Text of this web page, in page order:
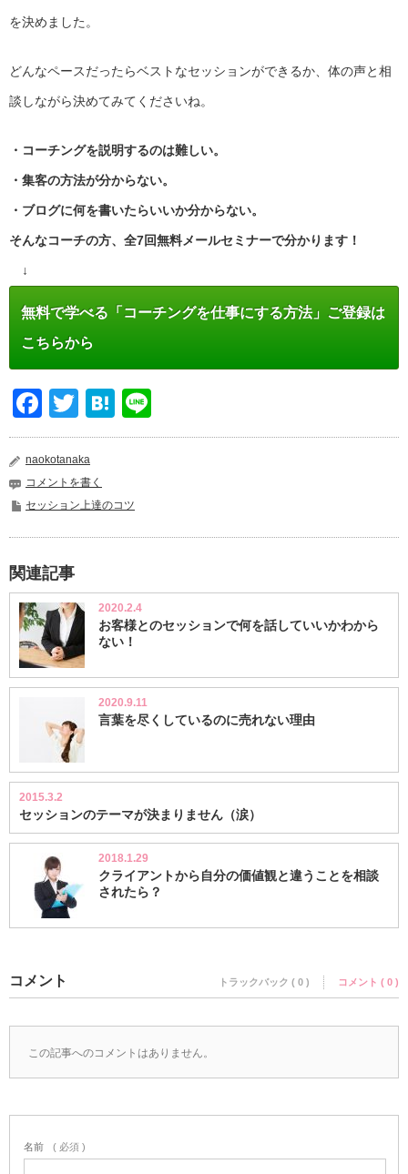
を決めました。
どんなペースだったらベストなセッションができるか、体の声と相
談しながら決めてみてくださいね。
・コーチングを説明するのは難しい。
・集客の方法が分からない。
・ブログに何を書いたらいいか分からない。
そんなコーチの方、全7回無料メールセミナーで分かります！
↓
無料で学べる「コーチングを仕事にする方法」ご登録は
こちらから
Facebook
TwitterHatena
naokotanaka
コメントを書く
セッション上達のコツ
関連記事
2020.2.4
お客様とのセッションで何を話していいかわから
ない！
2020.9.11
言葉を尽くしているのに売れない理由
2015.3.2
セッションのテーマが決まりません（涙）
2018.1.29
クライアントから自分の価値観と違うことを相談
されたら？
コメント トラックバック ( 0 ) コメント ( 0 )
この記事へのコメントはありません。
名前 ( 必須 )